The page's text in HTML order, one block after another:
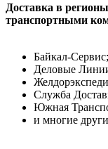
Доставка в
транспортными
Байкал-Сервис;
Деловые
Служба
Южная
и многие